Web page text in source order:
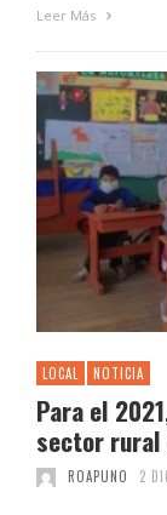
Leer Más
LOCAL NOTICIA
Para el
sector rural
ROAPUNO 2